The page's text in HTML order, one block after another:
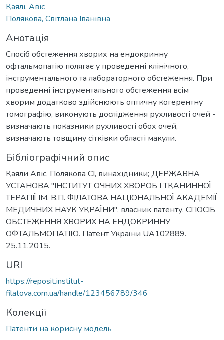
Каялі, Авіс
Полякова, Світлана Іванівна
Анотація
Спосіб обстеження хворих на ендокринну
офтальмопатію полягає у проведенні клінічного,
інструментального та лабораторного обстеження. При
проведенні інструментального обстеження всім
хворим додатково здійснюють оптичну когерентну
томографію, виконують дослідження рухливості очей -
визначають показники рухливості обох очей,
визначають товщину сітківки області макули.
Бібліографічний опис
Каяли Авіс, Полякова СІ, винахідники; ДЕРЖАВНА
УСТАНОВА "ІНСТИТУТ ОЧНИХ ХВОРОБ І ТКАНИННОЇ
ТЕРАПІЇ ІМ. В.П. ФІЛАТОВА НАЦІОНАЛЬНОЇ АКАДЕМІЇ
МЕДИЧНИХ НАУК УКРАЇНИ", власник патенту. СПОСІБ
ОБСТЕЖЕННЯ ХВОРИХ НА ЕНДОКРИННУ
ОФТАЛЬМОПАТІЮ. Патент України UA102889.
25.11.2015.
URI
https://reposit.institut-
filatova.com.ua/handle/123456789/346
Колекції
Патенти на корисну модель